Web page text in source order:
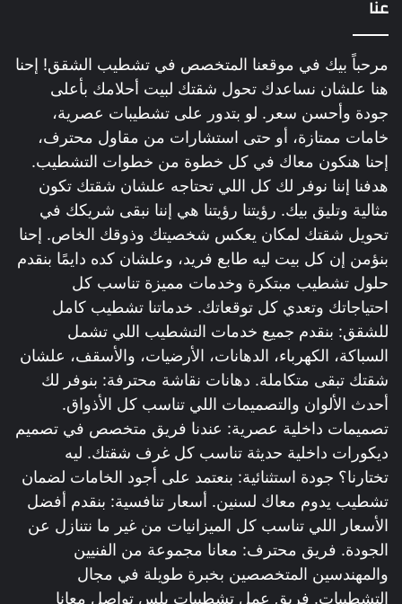
عنا
مرحباً بيك في موقعنا المتخصص في تشطيب الشقق! إحنا
هنا علشان نساعدك تحول شقتك لبيت أحلامك بأعلى
جودة وأحسن سعر. لو بتدور على تشطيبات عصرية،
خامات ممتازة، أو حتى استشارات من مقاول محترف،
إحنا هنكون معاك في كل خطوة من خطوات التشطيب.
هدفنا إننا نوفر لك كل اللي تحتاجه علشان شقتك تكون
مثالية وتليق بيك. رؤيتنا رؤيتنا هي إننا نبقى شريكك في
تحويل شقتك لمكان يعكس شخصيتك وذوقك الخاص. إحنا
بنؤمن إن كل بيت ليه طابع فريد، وعلشان كده دايمًا بنقدم
حلول تشطيب مبتكرة وخدمات مميزة تناسب كل
احتياجاتك وتعدي كل توقعاتك. خدماتنا تشطيب كامل
للشقق: بنقدم جميع خدمات التشطيب اللي تشمل
السباكة، الكهرباء، الدهانات، الأرضيات، والأسقف، علشان
شقتك تبقى متكاملة. دهانات نقاشة محترفة: بنوفر لك
أحدث الألوان والتصميمات اللي تناسب كل الأذواق.
تصميمات داخلية عصرية: عندنا فريق متخصص في تصميم
ديكورات داخلية حديثة تناسب كل غرف شقتك. ليه
تختارنا؟ جودة استثنائية: بنعتمد على أجود الخامات لضمان
تشطيب يدوم معاك لسنين. أسعار تنافسية: بنقدم أفضل
الأسعار اللي تناسب كل الميزانيات من غير ما نتنازل عن
الجودة. فريق محترف: معانا مجموعة من الفنيين
والمهندسين المتخصصين بخبرة طويلة في مجال
التشطيبات. فريق عمل تشطيبات بلس تواصل معانا